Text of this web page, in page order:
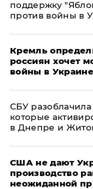
поддержку
против войны в
Кремль
россиян хочет
войны в Украине
СБУ
которые
в Днепре и
США не дают
производство
неожиданной